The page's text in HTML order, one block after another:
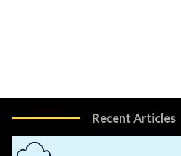
Recent Articles